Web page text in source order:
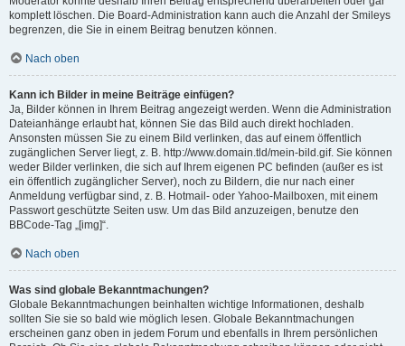
komplett löschen. Die Board-Administration kann auch die Anzahl der Smileys
begrenzen, die Sie in einem Beitrag benutzen können.
Nach oben
Kann ich Bilder in meine Beiträge einfügen?
Ja, Bilder können in Ihrem Beitrag angezeigt werden. Wenn die Administration
Dateianhänge erlaubt hat, können Sie das Bild auch direkt hochladen.
Ansonsten müssen Sie zu einem Bild verlinken, das auf einem öffentlich
zugänglichen Server liegt, z. B. http://www.domain.tld/mein-bild.gif. Sie können
weder Bilder verlinken, die sich auf Ihrem eigenen PC befinden (außer es ist
ein öffentlich zugänglicher Server), noch zu Bildern, die nur nach einer
Anmeldung verfügbar sind, z. B. Hotmail- oder Yahoo-Mailboxen, mit einem
Passwort geschützte Seiten usw. Um das Bild anzuzeigen, benutze den
BBCode-Tag „[img]“.
Nach oben
Was sind globale Bekanntmachungen?
Globale Bekanntmachungen beinhalten wichtige Informationen, deshalb
sollten Sie sie so bald wie möglich lesen. Globale Bekanntmachungen
erscheinen ganz oben in jedem Forum und ebenfalls in Ihrem persönlichen